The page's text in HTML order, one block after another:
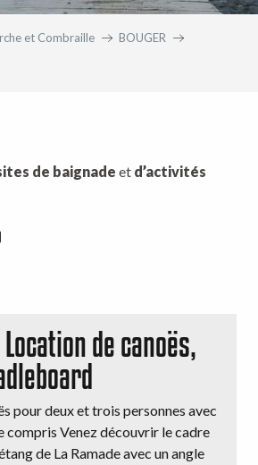
et Combraille
BOUGER
aux favoris
de baignade et d’activités
Location de canoës,
pour deux et trois personnes avec
compris Venez découvrir le cadre
de La Ramade avec un angle